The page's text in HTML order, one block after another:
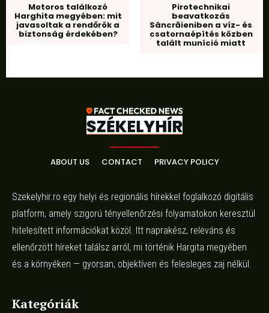
Motoros találkozó
Harghita megyében: mit
javasoltak a rendőrök a
biztonság érdekében?
Pirotechnikai
beavatkozás
Sâncrăieniben a víz- és
csatornaépítés közben
talált muníció miatt
ABOUT US CONTACT PRIVACY POLICY
Szekelyhir.ro egy helyi és regionális hírekkel foglalkozó digitális
platform, amely szigorú tényellenőrzési folyamatokon keresztül
hitelesített információkat közöl. Itt naprakész, releváns és
ellenőrzött híreket találsz arról, mi történik Hargita megyében
és a környéken — gyorsan, objektíven és felesleges zaj nélkül.
Kategóriák